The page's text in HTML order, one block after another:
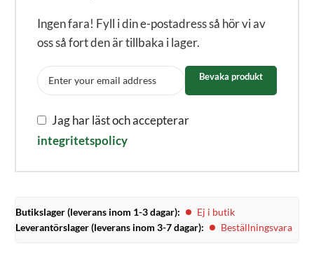
Ingen fara! Fyll i din e-postadress så hör vi av
oss så fort den är tillbaka i lager.
Bevaka produkt
Jag har läst och accepterar
integritetspolicy
Butikslager (leverans inom 1-3 dagar):
Ej i butik
Leverantörslager (leverans inom 3-7 dagar):
Beställningsvara